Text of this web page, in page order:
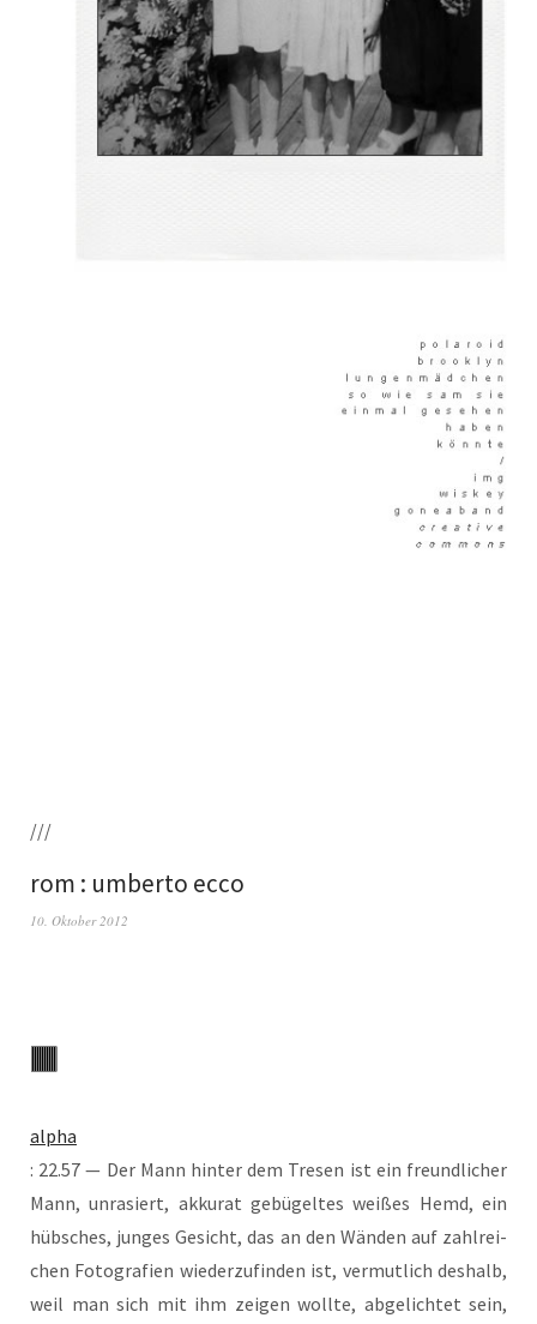
///
rom : umberto ecco
10. Oktober 2012
alpha
: 22.57 — Der Mann hin­ter dem Tre­sen ist ein freund­li­cher
Mann, unra­siert, akku­rat gebü­gel­tes wei­ßes Hemd, ein
hüb­sches, jun­ges Gesicht, das an den Wän­den auf zahl­rei­
chen Foto­gra­fien wie­der­zu­fin­den ist, ver­mut­lich des­halb,
weil man sich mit ihm zei­gen woll­te, abge­lich­tet sein,